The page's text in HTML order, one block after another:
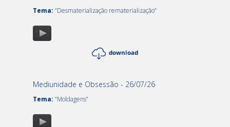
Tema: “Desmaterialização rematerialização”
Mediunidade e Obsessão - 26/07/26
Tema: “Moldagens”